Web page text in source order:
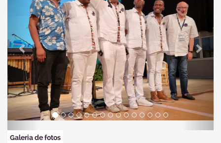
Galeria de fotos